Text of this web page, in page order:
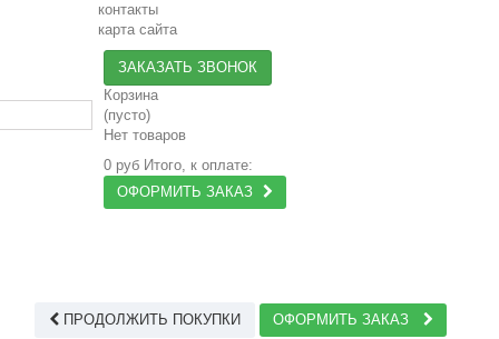
контакты
карта сайта
ЗАКАЗАТЬ ЗВОНОК
Корзина
(пусто)
Нет товаров
0 руб Итого, к оплате:
ОФОРМИТЬ ЗАКАЗ
ПРОДОЛЖИТЬ ПОКУПКИ ОФОРМИТЬ ЗАКАЗ